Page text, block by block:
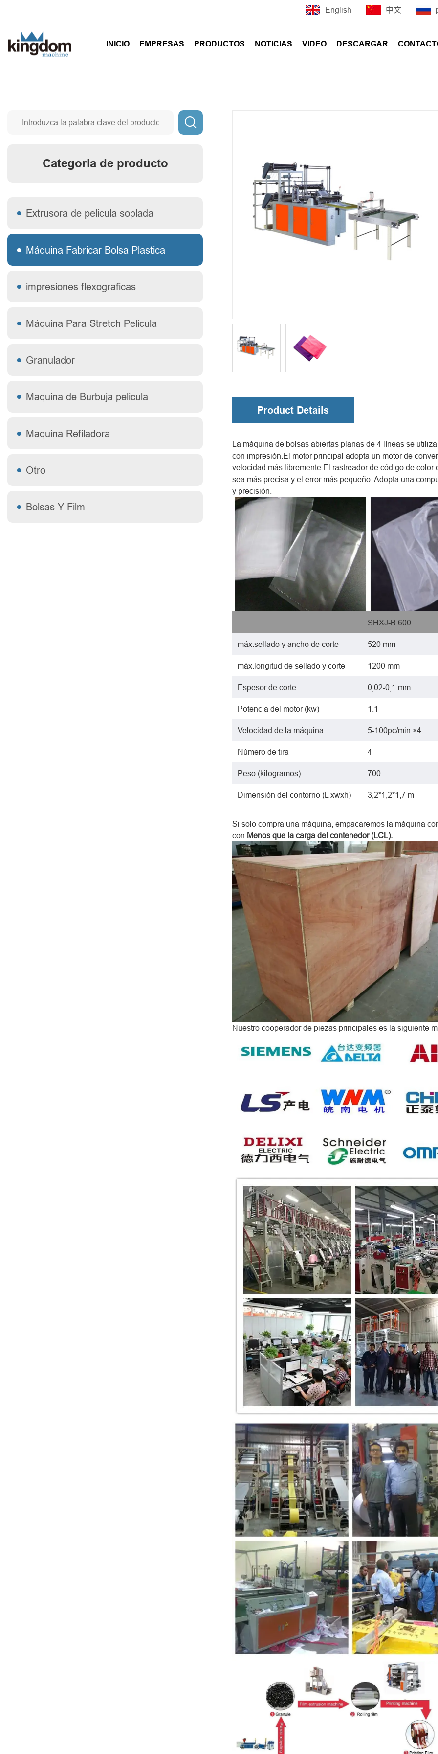
English 中文
INICIO EMPRESAS PRODUCTOS NOTICIAS VIDEO DESCARGAR

Categoria de producto
Extrusora de pelicula soplada
Máquina Fabricar Bolsa Plastica
impresiones flexograficas
Máquina Para Stretch Pelicula
Granulador
Maquina de Burbuja pelicula
Maquina Refiladora
Otro
Bolsas Y Film
Product Details
La máquina de bolsas abiertas planas de 4 líneas se
con impresión.El motor principal adopta un motor de
velocidad más libremente.El rastreador de código de
sea más precisa y el error más pequeño. Adopta una
y precisión.
SHXJ-B 600
máx.sellado y ancho de corte 520 mm
máx.longitud de sellado y corte 1200 mm
Espesor de corte 0,02-0,1 mm
Potencia del motor (kw) 1.1
Velocidad de la máquina 5-100pc/min ×4
Número de tira 4
Peso (kilogramos) 700
Dimensión del contorno (L xwxh) 3,2*1,2*1,7 m
Si solo compra una máquina, empacaremos la máquina
con Menos que la carga del contenedor (LCL).
Nuestro cooperador de piezas principales es la siguiente